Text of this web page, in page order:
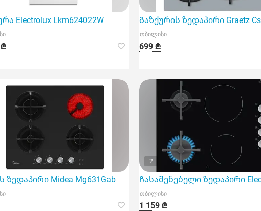
Electrolux Lkm624022W Გაზქურის ზედაპირი Graetz
თბილისი
699 ₾
მაღალი ხარისხის გაზის სისტემით და ოთხი კონფორით
ზედაპირი Midea Mg631Gab
2
Ჩასაშენებელი ზედაპირი
თბილისი
1 159 ₾